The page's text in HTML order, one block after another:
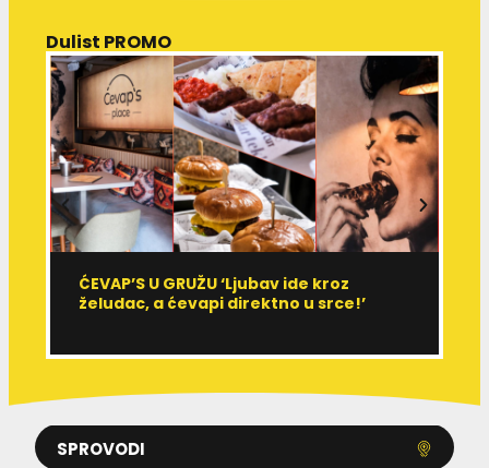
SPROVODI
Dulist PROMO
ĆEVAP’S U GRUŽU ‘Ljubav ide kroz
želudac, a ćevapi direktno u srce!’